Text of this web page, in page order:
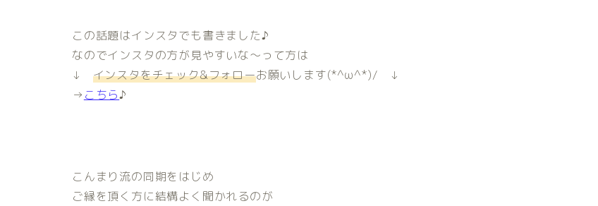
この話題はインスタでも書きました♪
なのでインスタの方が見やすいな～って方は
↓ インスタをチェック&フォローお願いします(*^ω^*)/ ↓
→ こちら♪
こんまり流の同期をはじめ
ご縁を頂く方に結構よく聞かれるのが